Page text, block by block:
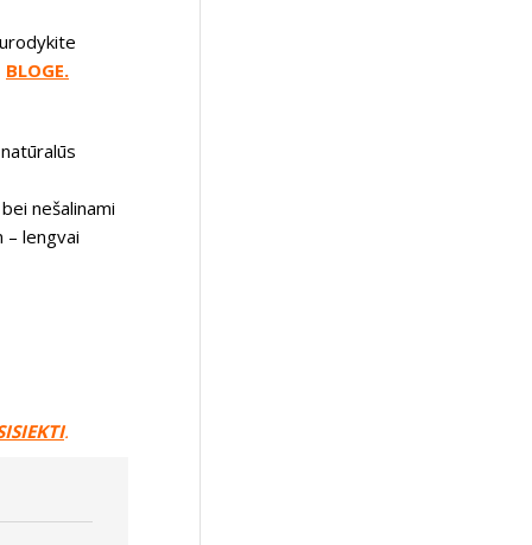
BLOGE.
nešalinami
– lengvai
.